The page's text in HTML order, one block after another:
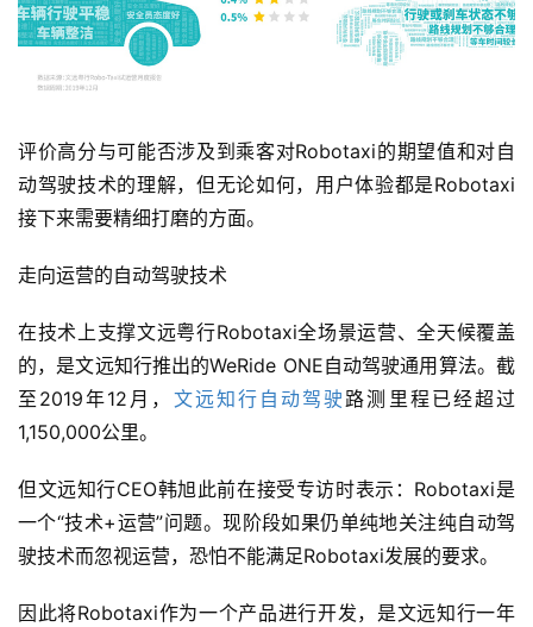
人
工
能
深
学
云
计
算
未
来
医
登录 注册
评价高分与可能否涉及到乘客对Robotaxi的期望值和对自
动驾驶技术的理解，但无论如何，用户体验都是Robotaxi
接下来需要精细打磨的方面。
走向运营的自动驾驶技术
在技术上支撑文远粤行Robotaxi全场景运营、全天候覆盖
的，是文远知行推出的WeRide ONE自动驾驶通用算法。截
至2019年12月， 文远知行自动驾驶 路测里程已经超过
1,150,000公里。
但文远知行CEO韩旭此前在接受专访时表示：Robotaxi是
一个“技术+运营”问题。现阶段如果仍单纯地关注纯自动驾
驶技术而忽视运营，恐怕不能满足Robotaxi发展的要求。
因此将Robotaxi作为一个产品进行开发，是文远知行一年